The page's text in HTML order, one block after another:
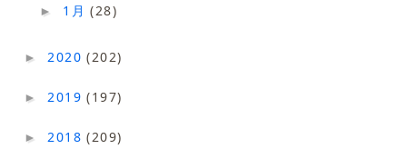
► 1月(28)
► 2020(202)
► 2019(197)
► 2018(209)